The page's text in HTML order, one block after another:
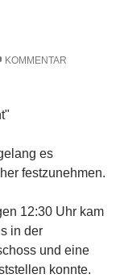
KOMMENTAR
es
festzunehmen.
12:30 Uhr kam
in der
und eine
konnte.